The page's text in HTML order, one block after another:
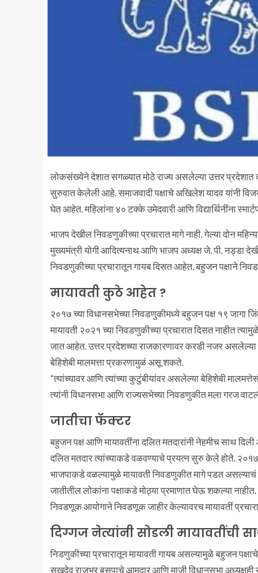
लोकसंख्येने देशात सगळ्यात मोठे राज्य असलेल्या उत्तर प्रदेशात
सुरुवात केलेली आहे. समाजवादी पक्षाचे अखिलेश यादव यांनी
घेत आहेत. महिलांना ४० टक्के उमेदवारी आणि विद्यार्थिनींना
भाजप देखील निवडणुकीच्या प्रचारात मागे नाही. गेल्या दोन
मुख्यमंत्री योगी आदित्यनाथ आणि भाजप अध्यक्ष जे. पी. नड्डा
निवडणुकीच्या प्रचारातून गायब दिसत आहेत. बहुजन पक्षाने
मायावती कुठे आहेत ?
२०१७ च्या विधानसभेच्या निवडणुकीमध्ये बहुजन पक्ष १९ जागा
मायावती २०२१ च्या निवडणुकीच्या प्रचारात दिसत नाहीत
जात आहेत. उत्तर प्रदेशच्या राजकारणावर करडी नजर असलेल्या
बेहिशेबी मालमत्ता प्रकरणामुळं असू शकते.
“त्यांच्यावर आणि त्यांच्या कुटुंबीयांवर असलेल्या बेहिशेबी
त्यांनी विधानसभा आणि राज्यसभेच्या निवडणुकीत मला गरज
जातीचा फॅक्टर
बहुजन पक्ष आणि मायावतींना दलित मतदारांनी नेहमीच साथ
दलित मतदार त्यांच्याकडे वळवण्याचे प्रयत्न सुरु केले होते. २०१७
भाजपाकडे वळल्यामुळे मायावती निवडणुकीत मागे पडत
जातीतील लोकांना पक्षाकडे मोठ्या प्रमाणात घेऊ शकल्या
निवडणूक आयोगाने निवडणूक जाहीर केल्यावरच मायावतीं
दिग्गज नेत्यांनी सोडली मायावतींची
निडणुकीच्या प्रचारातून मायावती गायब असल्यामुळे बहुजन
सुखदेव राजभर बसपाचे आमदार आणि माजी विधानसभा